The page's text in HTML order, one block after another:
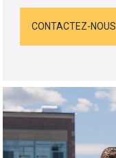
CONTACTEZ-NOUS